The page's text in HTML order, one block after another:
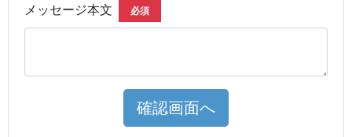
メッセージ本文 必須
確認画面へ